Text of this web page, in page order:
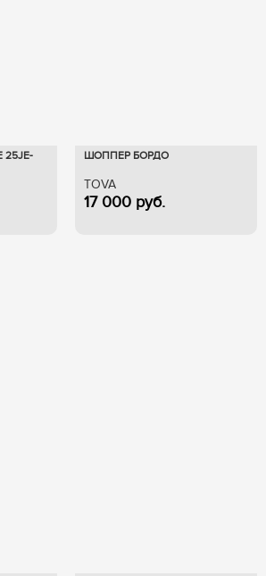
ШОППЕР БОРДО
TOVA
17 000 руб.